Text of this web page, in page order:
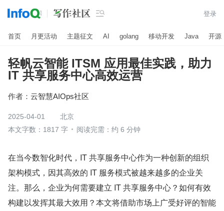
 登录
首页 月更活动 主题征文 AI golang 移动开发 Java 开源
轻帆云智能 ITSM 应用最佳实践，助力
IT 共享服务中心高效运营
作者： 云智慧AIOps社区
2025-04-01
北京
本文字数：1817 字
阅读完需：约 6 分钟
在当今数智化时代，IT 共享服务中心作为一种创新的组织
架构模式，因其高效的 IT 服务模式被越来越多的企业关
注。那么，企业为何需要建立 IT 共享服务中心？如何有效
构建以发挥其最大效用？本文将借助市场上广受好评的智能